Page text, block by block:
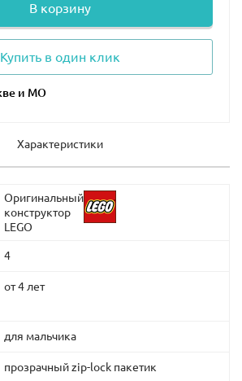
В корзину
Купить в один клик
Характеристики
Оригинальный
конструктор
LEGO
4
от 4 лет
для мальчика
прозрачный zip-lock пакетик